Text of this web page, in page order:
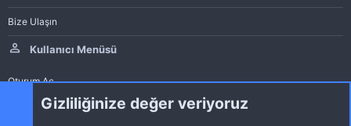
Bize Ulaşın
Kullanıcı Menüsü
Oturum Aç
Gizliliğinize değer veriyoruz